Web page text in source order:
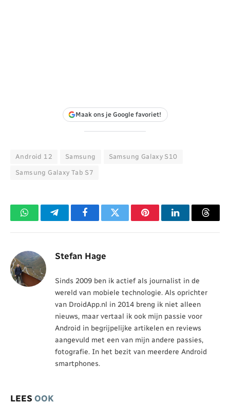
Maak ons je Google favoriet!
Android 12 Samsung Samsung Galaxy S10
Samsung Galaxy Tab S7
WhatsAppTelegramFacebookTwitter PinterestLinkedIn
Stefan Hage
Sinds 2009 ben ik actief als journalist in de
wereld van mobiele technologie. Als oprichter
van DroidApp.nl in 2014 breng ik niet alleen
nieuws, maar vertaal ik ook mijn passie voor
Android in begrijpelijke artikelen en reviews
aangevuld met een van mijn andere passies,
fotografie. In het bezit van meerdere Android
smartphones.
LEES OOK